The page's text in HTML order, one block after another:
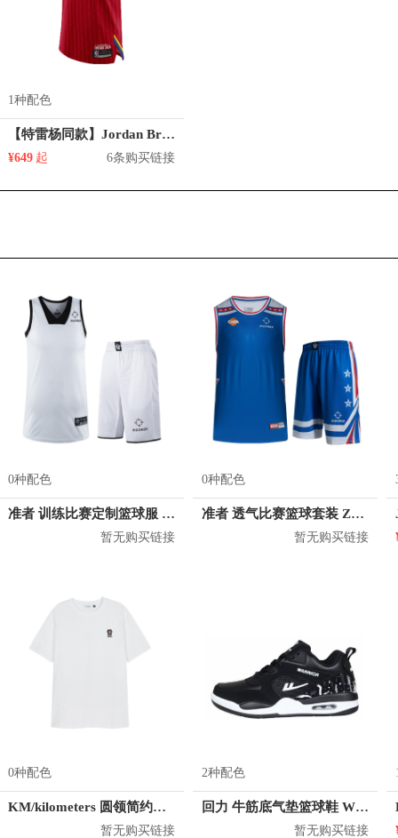
1种配色
【特雷杨同款】Jordan Brand/乔丹 NBA勒布朗詹姆斯全明星款无袖背心T恤 CJ1037
¥649 起 6条购买链接
0种配色
准者 训练比赛定制篮球服 Z17110105
暂无购买链接
0种配色
准者 透气比赛篮球套装 Z118210177
暂无购买链接
0种配色
KM/kilometers 圆领简约短袖T恤 M2X2108073
暂无购买链接
2种配色
回力 牛筋底气垫篮球鞋 WL-3547
暂无购买链接